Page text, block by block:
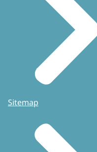
Sitemap